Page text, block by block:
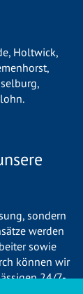
, Holtwick,
,
,
.
sondern
werden
sowie
können wir
24/7-